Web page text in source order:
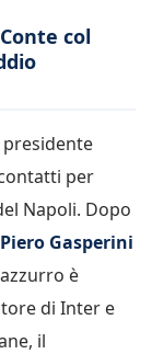
col
per
Napoli. Dopo
Gasperini
è
di Inter e
il